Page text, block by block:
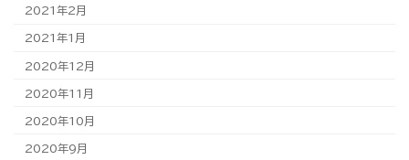
2021年2月
2021年1月
2020年12月
2020年11月
2020年10月
2020年9月